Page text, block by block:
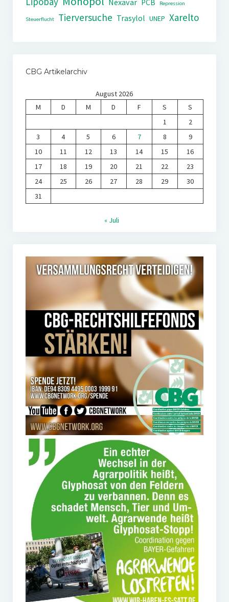
Nexavar PCB Repression
Steuerflucht Tierversuche Trasylol UNEP Xarelto
CBG Artikelarchiv
August 2026
M
D M D F S
S
1
2
3
4 5 6 7 8
9
10
11 12 13 14 15
16
17
18 19 20 21 22
23
24
25 26 27 28 29
30
31
« Juli